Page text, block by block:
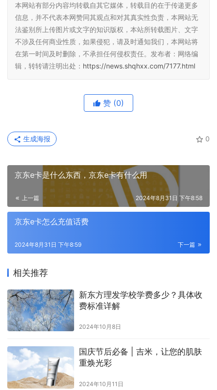
本网站有部分内容均转载自其它媒体，转载目的在于传递更多
信息，并不代表本网赞同其观点和对其真实性负责，本网站无
法鉴别所上传图片或文字的知识版权，本站所转载图片、文字
不涉及任何商业性质，如果侵犯，请及时通知我们，本网站将
在第一时间及时删除，不承担任何侵权责任。发布者：网络编
辑，转转请注明出处： https://news.shqhxx.com/7177.html
赞 (0)
0
生成海报
京东e卡是什么东西，京东e卡有什么用
上一篇 2024年8月31日 下午8:58
京东e卡怎么充值话费
下一篇
2024年8月31日 下午8:59
相关推荐
新东方理发学校学费多少？具体收
费标准详解
2024年10月8日
国庆节后必备 | 吉米，让您的肌肤
重焕光彩
2024年10月11日